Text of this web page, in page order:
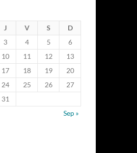
J V S
D
3 4 5
6
10 11 12
13
17 18 19
20
24 25 26
27
31
Sep »